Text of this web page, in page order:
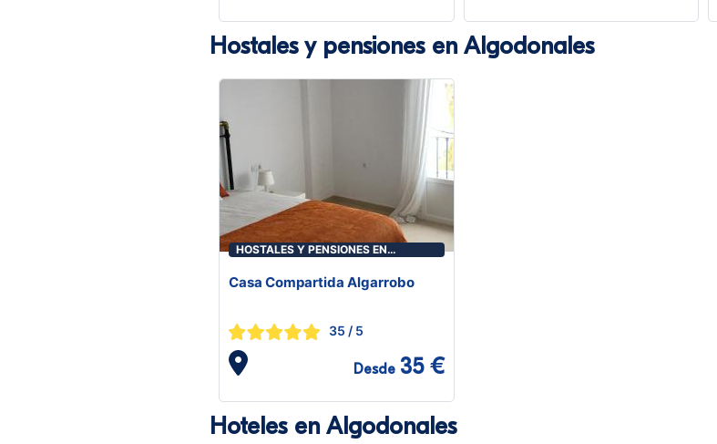
Hostales y pensiones en Algodonales
HOSTALES Y PENSIONES EN
Casa Compartida Algarrobo
35 / 5
Desde 35 €
Hoteles en Algodonales